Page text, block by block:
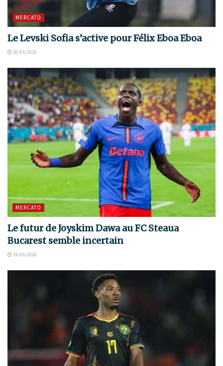
MERCATO
Le Levski Sofia s’active pour Félix Eboa Eboa
30/05/2026
MERCATO
Le futur de Joyskim Dawa au FC Steaua
Bucarest semble incertain
19/05/2026